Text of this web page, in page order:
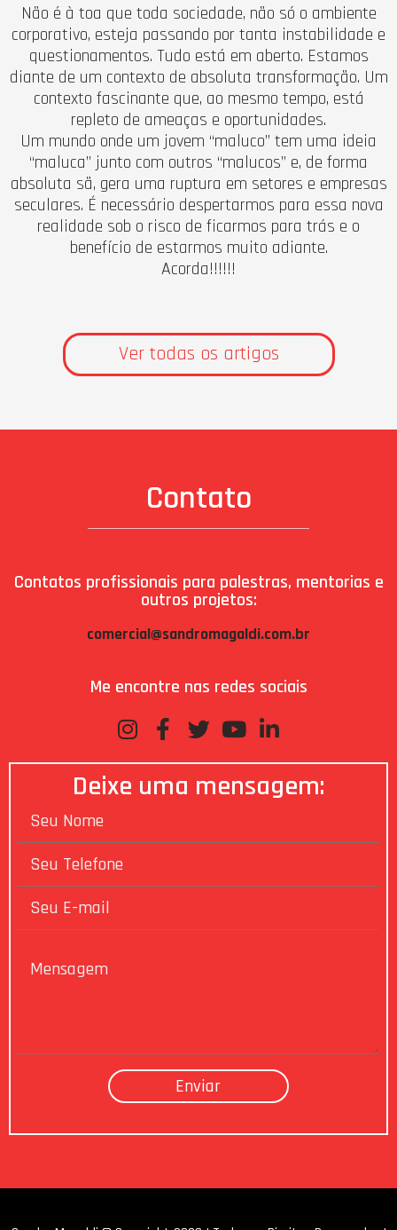
Não é à toa que toda sociedade, não só o ambiente
corporativo, esteja passando por tanta instabilidade e
questionamentos. Tudo está em aberto. Estamos
diante de um contexto de absoluta transformação. Um
contexto fascinante que, ao mesmo tempo, está
repleto de ameaças e oportunidades.
Um mundo onde um jovem “maluco” tem uma ideia
“maluca” junto com outros “malucos” e, de forma
absoluta sã, gera uma ruptura em setores e empresas
seculares. É necessário despertarmos para essa nova
realidade sob o risco de ficarmos para trás e o
benefício de estarmos muito adiante.
Acorda!!!!!!
Ver todas os artigos
Contato
Contatos profissionais para palestras, mentorias e
outros projetos:
comercial@sandromagaldi.com.br
Me encontre nas redes sociais
Deixe uma mensagem: